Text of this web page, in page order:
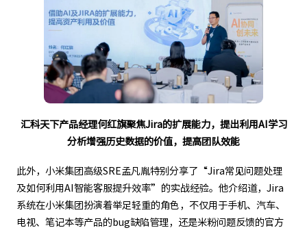
汇科天下产品经理何红旗聚焦Jira的扩展能力，提出利用AI学习
分析增强历史数据的价值，提高团队效能
此外，小米集团高级SRE孟凡胤特别分享了“Jira常见问题处理
及如何利用AI智能客服提升效率”的实战经验。他介绍道，Jira
系统在小米集团扮演着举足轻重的角色，不仅用于手机、汽车、
电视、笔记本等产品的bug缺陷管理，还是米粉问题反馈的官方